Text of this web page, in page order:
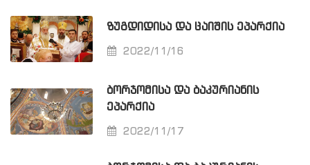
ᲖᲣᲒᲓᲘᲓᲘᲡᲐ ᲓᲐ ᲪᲐᲘᲨᲘᲡ ᲔᲞᲐᲠᲥᲘᲐ
2022/11/16
ᲑᲝᲠᲯᲝᲛᲘᲡᲐ ᲓᲐ ᲑᲐᲙᲣᲠᲘᲐᲜᲘᲡ
ᲔᲞᲐᲠᲥᲘᲐ
2022/11/17